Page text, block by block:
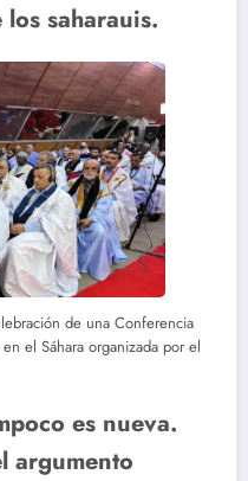
saharauis.
de una Conferencia
el Sáhara organizada por el
es nueva.
argumento